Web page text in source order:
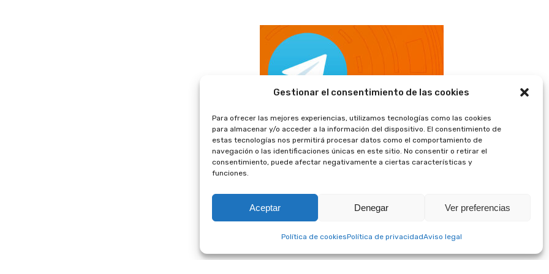
Gestionar el consentimiento de las cookies
Para ofrecer las mejores experiencias, utilizamos tecnologías como las cookies
para almacenar y/o acceder a la información del dispositivo. El consentimiento de
estas tecnologías nos permitirá procesar datos como el comportamiento de
navegación o las identificaciones únicas en este sitio. No consentir o retirar el
consentimiento, puede afectar negativamente a ciertas características y
funciones.
Aceptar Denegar Ver preferencias
Política de cookiesPolítica de privacidadAviso legal